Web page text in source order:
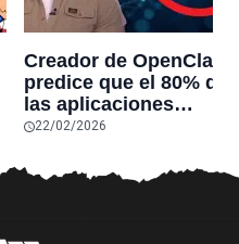
Creador de OpenClaw
predice que el 80% de
las aplicaciones
actuales
sobrevivirán las
22/02/2026